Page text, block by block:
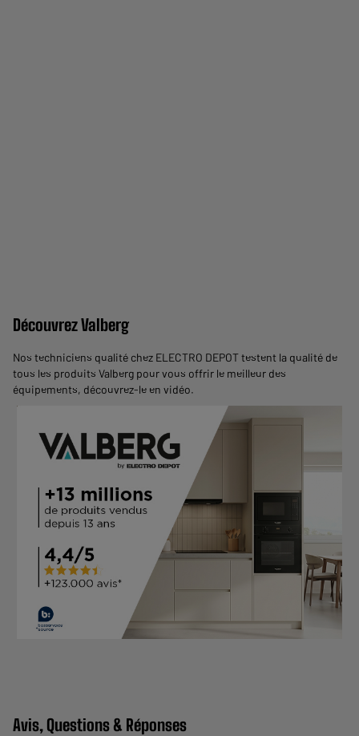
Découvrez Valberg
Nos techniciens qualité chez ELECTRO DEPOT testent la qualité de
tous les produits Valberg pour vous offrir le meilleur des
équipements, découvrez-le en vidéo.
Avis, Questions & Réponses